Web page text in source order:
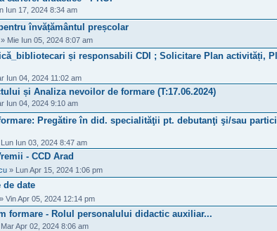
Iun 17, 2024 8:34 am
învățământul preșcolar
» Mie Iun 05, 2024 8:07 am
și responsabili CDI ; Solicitare Plan activități,
Iun 04, 2024 11:02 am
și Analiza nevoilor de formare (T:17.06.2024)
Iun 04, 2024 9:10 am
Pregătire în did. specialităţii pt. debutanţi şi/sau
Iun 03, 2024 8:47 am
- CCD Arad
» Lun Apr 15, 2024 1:06 pm
de date
Vin Apr 05, 2024 12:14 pm
formare - Rolul personalului didactic auxiliar...
Apr 02, 2024 8:06 am